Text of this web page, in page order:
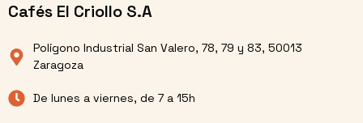
Cafés El Criollo S.A
Polígono Industrial San Valero, 78, 79 y 83, 50013
Zaragoza
De lunes a viernes, de 7 a 15h